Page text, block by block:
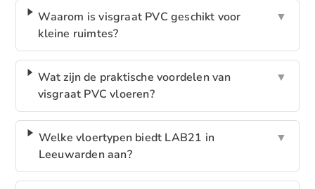
Waarom is visgraat PVC geschikt voor
kleine ruimtes?
▼
Wat zijn de praktische voordelen van
visgraat PVC vloeren?
▼
Welke vloertypen biedt LAB21 in
Leeuwarden aan?
▼